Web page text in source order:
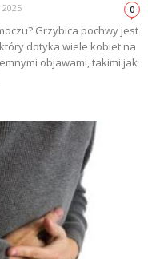
0
Grzybica pochwy jest
dotyka wiele kobiet na
objawami, takimi jak